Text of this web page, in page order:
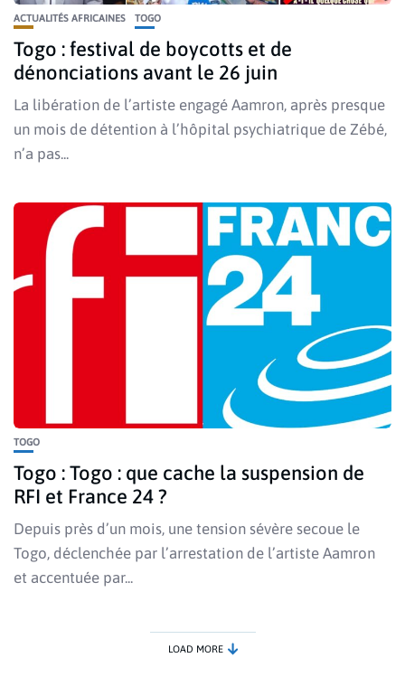
ACTUALITÉS AFRICAINES TOGO
Togo : festival de boycotts et de
dénonciations avant le 26 juin
La libération de l’artiste engagé Aamron, après presque
un mois de détention à l’hôpital psychiatrique de Zébé,
n’a pas...
TOGO
Togo : Togo : que cache la suspension de
RFI et France 24 ?
Depuis près d’un mois, une tension sévère secoue le
Togo, déclenchée par l’arrestation de l’artiste Aamron
et accentuée par...
LOAD MORE